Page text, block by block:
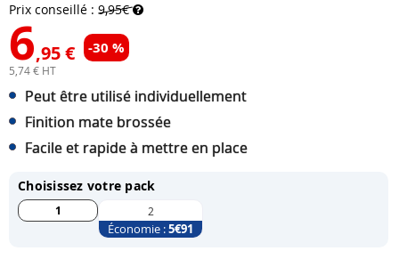
Prix conseillé : 9,95€
6,95 € -30 %
5,74 € HT
Peut être utilisé individuellement
Finition mate brossée
Facile et rapide à mettre en place
Choisissez votre pack
1 2
Économie :5€91